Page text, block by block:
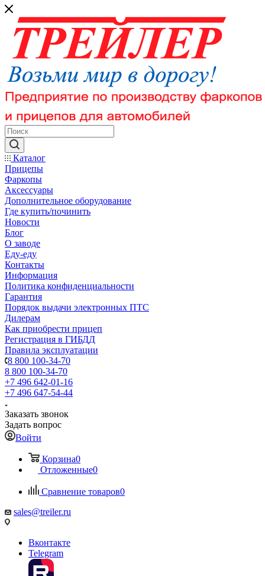
Каталог
Прицепы
Фаркопы
Аксессуары
Дополнительное оборудование
Где купить/починить
Новости
Блог
О заводе
Еду-еду
Контакты
Информация
Политика конфиденциальности
Гарантия
Порядок выдачи электронных ПТС
Дилерам
Как приобрести прицеп
Регистрация в ГИБДД
Правила эксплуатации
8 800 100-34-70
8 800 100-34-70
+7 496 642-01-16
+7 496 647-54-44
Заказать звонок
Задать вопрос
Войти
Корзина0
Отложенные0
Сравнение товаров0
sales@treiler.ru
Вконтакте
Telegram